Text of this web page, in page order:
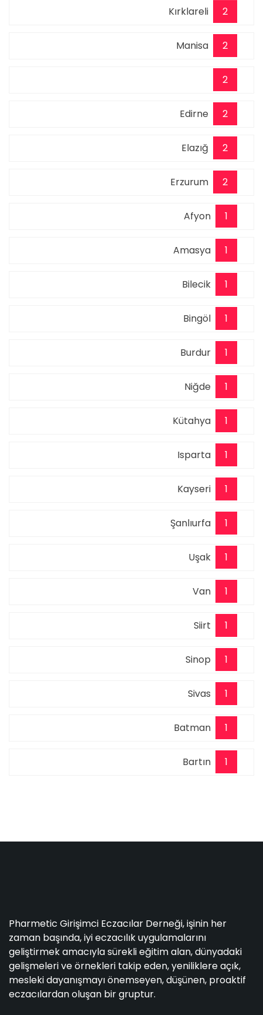
Kırklareli 2
Manisa 2
2
Edirne 2
Elazığ 2
Erzurum 2
Afyon 1
Amasya 1
Bilecik 1
Bingöl 1
Burdur 1
Niğde 1
Kütahya 1
Isparta 1
Kayseri 1
Şanlıurfa 1
Uşak 1
Van 1
Siirt 1
Sinop 1
Sivas 1
Batman 1
Bartın 1
Pharmetic Girişimci Eczacılar Derneği, işinin her
zaman başında, iyi eczacılık uygulamalarını
geliştirmek amacıyla sürekli eğitim alan, dünyadaki
gelişmeleri ve örnekleri takip eden, yeniliklere açık,
mesleki dayanışmayı önemseyen, düşünen, proaktif
eczacılardan oluşan bir gruptur.